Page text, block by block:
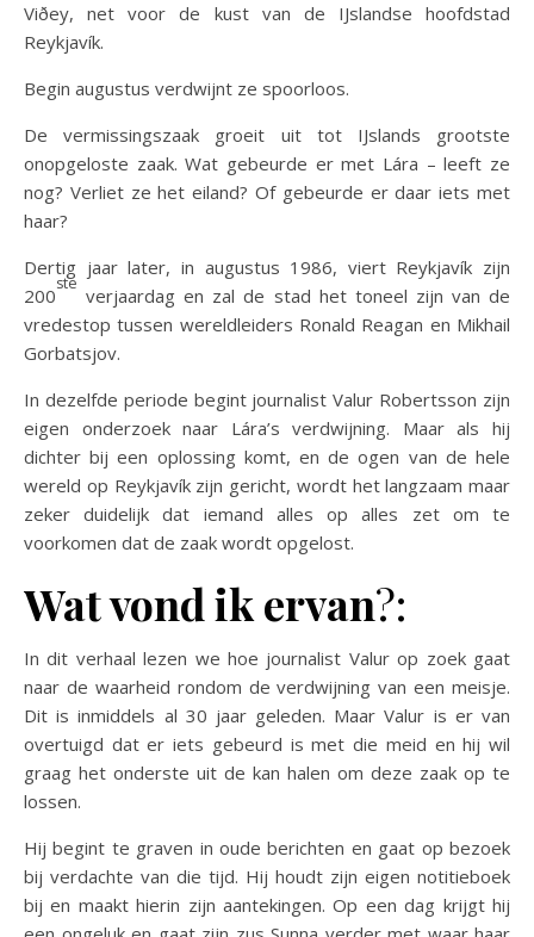
Viðey, net voor de kust van de IJslandse hoofdstad
Reykjavík.
Begin augustus verdwijnt ze spoorloos.
De vermissingszaak groeit uit tot IJslands grootste
onopgeloste zaak. Wat gebeurde er met Lára – leeft ze
nog? Verliet ze het eiland? Of gebeurde er daar iets met
haar?
Dertig jaar later, in augustus 1986, viert Reykjavík zijn
200
ste
verjaardag en zal de stad het toneel zijn van de
vredestop tussen wereldleiders Ronald Reagan en Mikhail
Gorbatsjov.
In dezelfde periode begint journalist Valur Robertsson zijn
eigen onderzoek naar Lára’s verdwijning. Maar als hij
dichter bij een oplossing komt, en de ogen van de hele
wereld op Reykjavík zijn gericht, wordt het langzaam maar
zeker duidelijk dat iemand alles op alles zet om te
voorkomen dat de zaak wordt opgelost.
Wat vond ik ervan?:
In dit verhaal lezen we hoe journalist Valur op zoek gaat
naar de waarheid rondom de verdwijning van een meisje.
Dit is inmiddels al 30 jaar geleden. Maar Valur is er van
overtuigd dat er iets gebeurd is met die meid en hij wil
graag het onderste uit de kan halen om deze zaak op te
lossen.
Hij begint te graven in oude berichten en gaat op bezoek
bij verdachte van die tijd. Hij houdt zijn eigen notitieboek
bij en maakt hierin zijn aantekingen. Op een dag krijgt hij